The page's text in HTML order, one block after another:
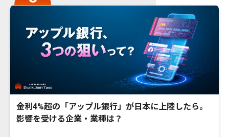
金利4%超の「アップル銀行」が日本に上陸したら。
影響を受ける企業・業種は？